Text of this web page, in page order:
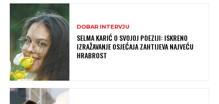
DOBAR INTERVJU
SELMA KARIĆ O SVOJOJ POEZIJI: ISKRENO
IZRAŽAVANJE OSJEĆAJA ZAHTIJEVA NAJVEĆU
HRABROST